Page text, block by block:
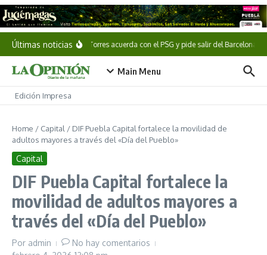
Saltar al contenido
Últimas noticiasFerran Torres acuerda con el PSG y pide salir del Barcelona
Main Menu
Edición Impresa
Home / Capital / DIF Puebla Capital fortalece la movilidad de
adultos mayores a través del «Día del Pueblo»
Capital
DIF Puebla Capital fortalece la
movilidad de adultos mayores a
través del «Día del Pueblo»
Por admin
No hay comentarios